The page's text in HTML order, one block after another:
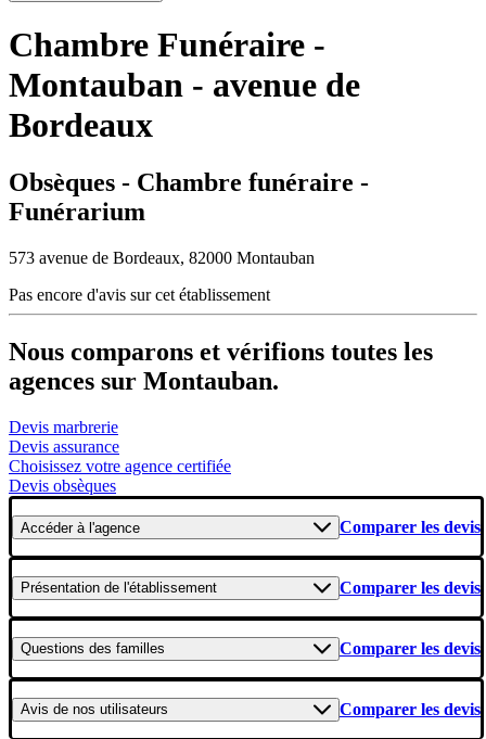
Chambre Funéraire -
Montauban - avenue de
Bordeaux
Obsèques - Chambre funéraire -
Funérarium
573 avenue de Bordeaux, 82000 Montauban
Pas encore d'avis sur cet établissement
Nous comparons et vérifions toutes les
agences sur Montauban.
Devis marbrerie
Devis assurance
Choisissez votre agence certifiée
Devis obsèques
Accéderà l'agence Comparer les devis
Présentation de l'établissement Comparer les devis
Questions des familles Comparer les devis
Avis de nos utilisateurs Comparer les devis